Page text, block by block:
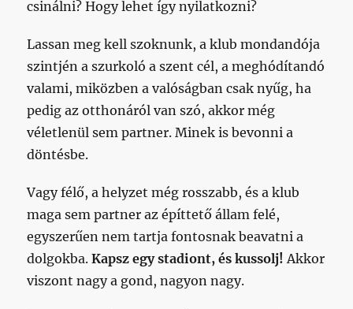
csinálni? Hogy lehet így nyilatkozni?
Lassan meg kell szoknunk, a klub mondandója
szintjén a szurkoló a szent cél, a meghódítandó
valami, miközben a valóságban csak nyűg, ha
pedig az otthonáról van szó, akkor még
véletlenül sem partner. Minek is bevonni a
döntésbe.
Vagy félő, a helyzet még rosszabb, és a klub
maga sem partner az építtető állam felé,
egyszerűen nem tartja fontosnak beavatni a
dolgokba.Kapsz egy stadiont, és kussolj! Akkor
viszont nagy a gond, nagyon nagy.